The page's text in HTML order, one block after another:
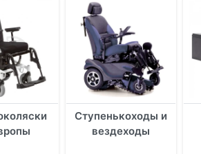
Ступенькоходы и
вездеходы